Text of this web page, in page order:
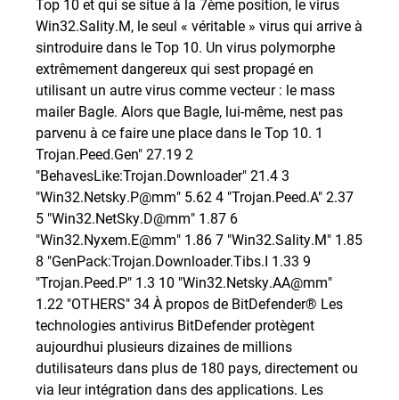
Top 10 et qui se situe à la 7ème position, le virus
Win32.Sality.M, le seul « véritable » virus qui arrive à
sintroduire dans le Top 10. Un virus polymorphe
extrêmement dangereux qui sest propagé en
utilisant un autre virus comme vecteur : le mass
mailer Bagle. Alors que Bagle, lui-même, nest pas
parvenu à ce faire une place dans le Top 10. 1
Trojan.Peed.Gen" 27.19 2
"BehavesLike:Trojan.Downloader" 21.4 3
"Win32.Netsky.P@mm" 5.62 4 "Trojan.Peed.A" 2.37
5 "Win32.NetSky.D@mm" 1.87 6
"Win32.Nyxem.E@mm" 1.86 7 "Win32.Sality.M" 1.85
8 "GenPack:Trojan.Downloader.Tibs.I 1.33 9
"Trojan.Peed.P" 1.3 10 "Win32.Netsky.AA@mm"
1.22 "OTHERS" 34 À propos de BitDefender® Les
technologies antivirus BitDefender protègent
aujourdhui plusieurs dizaines de millions
dutilisateurs dans plus de 180 pays, directement ou
via leur intégration dans des applications. Les